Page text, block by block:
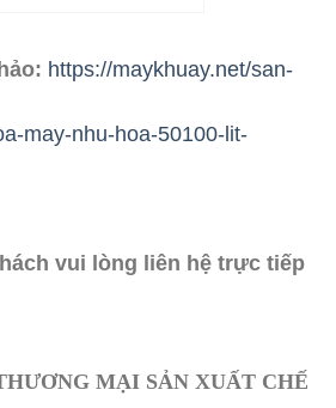
https://maykhuay.net/san-
may-nhu-hoa-50100-lit-
vui lòng liên hệ trực tiếp
MẠI SẢN XUẤT CHẾ